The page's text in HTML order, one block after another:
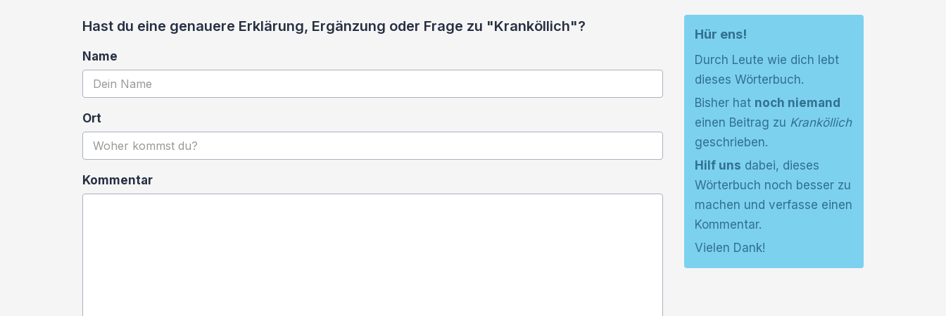
Hast du eine genauere Erklärung, Ergänzung oder Frage zu "Kranköllich"?
Name
Ort
Kommentar
Hür ens!
Durch Leute wie dich lebt
dieses Wörterbuch.
Bisher hat noch niemand
einen Beitrag zu Kranköllich
geschrieben.
Hilf uns dabei, dieses
Wörterbuch noch besser zu
machen und verfasse einen
Kommentar.
Vielen Dank!